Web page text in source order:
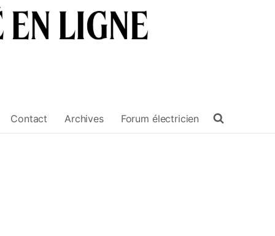
Contact Archives Forum électricien